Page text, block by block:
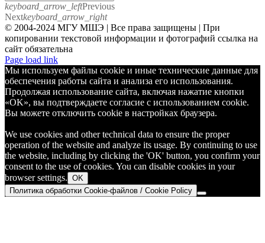
keyboard_arrow_leftPrevious
Nextkeyboard_arrow_right
© 2004-2024 МГУ МШЭ | Все права защищены | При
копировании текстовой информации и фотографий ссылка на
сайт обязательна
Telegram
Page load link
Мы используем файлы cookie и иные технические данные для
обеспечения работы сайта и анализа его использования.
Продолжая использование сайта, включая нажатие кнопки
«OK», вы подтверждаете согласие с использованием cookie.
Вы можете отключить cookie в настройках браузера.
We use cookies and other technical data to ensure the proper
operation of the website and analyze its usage. By continuing to use
the website, including by clicking the 'OK' button, you confirm your
consent to the use of cookies. You can disable cookies in your
browser settings. OK
Политика обработки Cookie-файлов / Cookie Policy